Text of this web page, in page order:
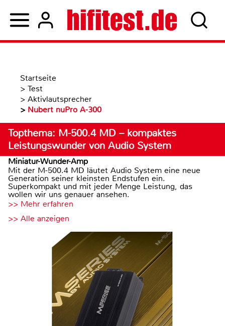
Startseite
> Test
> Aktivlautsprecher
> Nubert nuPro A-300
Topthema: M-500.4 MD – kompaktes
Leistungswunder von Audio System
Miniatur-Wunder-Amp
Mit der M-500.4 MD läutet Audio System eine neue
Generation seiner kleinsten Endstufen ein.
Superkompakt und mit jeder Menge Leistung, das
wollen wir uns genauer ansehen.
>> Mehr erfahren
>> Alle anzeigen